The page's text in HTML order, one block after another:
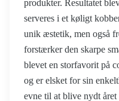
produkter. Resultatet
serveres i et køligt
unik æstetik, men også
forstærker den skarpe
blevet en storfavorit på
og er elsket for sin
evne til at blive nydt året